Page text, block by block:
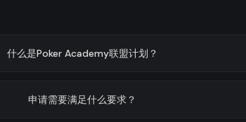
什么是Poker Academy联盟计划？
申请需要满足什么要求？